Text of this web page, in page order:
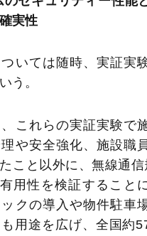
実性
ては随時、実証実
う。
これらの実証実験で
や安全強化、施設職
こと以外に、無線通
用性を検証すること
クの導入や物件駐車
用途を広げ、全国約